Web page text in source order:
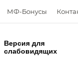
МФ-Бонусы
Версия для
слабовидящих